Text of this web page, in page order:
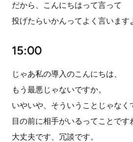
だから、こんにちはって言って
投げたらいかんってよく言います
15:00
じゃあ私の導入のこんにちは、
もう最悪じゃないですか。
いやいや、そういうことじゃなく
目の前に相手がいるってことです
大丈夫です、冗談です。